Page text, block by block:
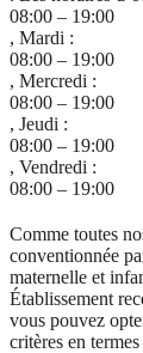
08:00 – 19:00
, Mardi :
08:00 – 19:00
, Mercredi :
08:00 – 19:00
, Jeudi :
08:00 – 19:00
, Vendredi :
08:00 – 19:00
Comme toutes
conventionnée
maternelle et
Établissement
vous pouvez
critères en